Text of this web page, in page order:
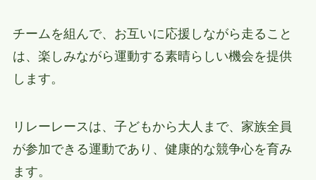
チームを組んで、お互いに応援しながら走ること
は、楽しみながら運動する素晴らしい機会を提供
します。
リレーレースは、子どもから大人まで、家族全員
が参加できる運動であり、健康的な競争心を育み
ます。